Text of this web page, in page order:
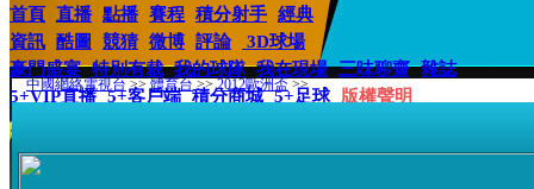
首頁 直播 點播 賽程 積分射手 經典
資訊 酷圖 競猜 微博 評論
3D球場
豪門盛宴 特別有裁 我的球隊 我在現場 三味聊齋 雜誌
5+VIP直播 5+客戶端 積分商城 5+足球 版權聲明
7月2日02:45
中國網絡電視台 >>體育台 >>2012歐洲盃 >>